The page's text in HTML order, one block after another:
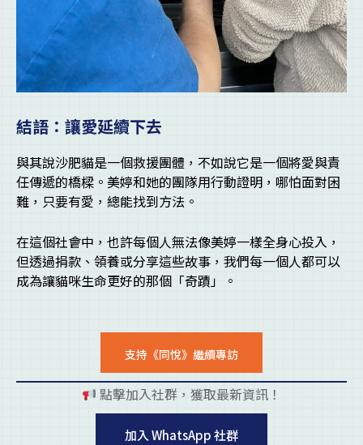
結語：讓愛延續下去
與其說沙肥貓是一個救援團體，不如說它是一個將愛與責
任傳遞的橋樑。美婷和她的團隊用行動證明，哪怕面對困
難，只要有愛，總能找到方法。
在這個社會中，也許每個人無法像美婷一樣全身心投入，
但透過捐款、領養或分享這些故事，我們每一個人都可以
成為讓貓咪生命更好的那個「奇蹟」。
支持《同悅》繼續專訪
點擊加入社群，獲取最新資訊！
加入 WhatsApp 社群